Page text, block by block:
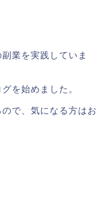
業を実践していま
を始めました。
で、気になる方はお